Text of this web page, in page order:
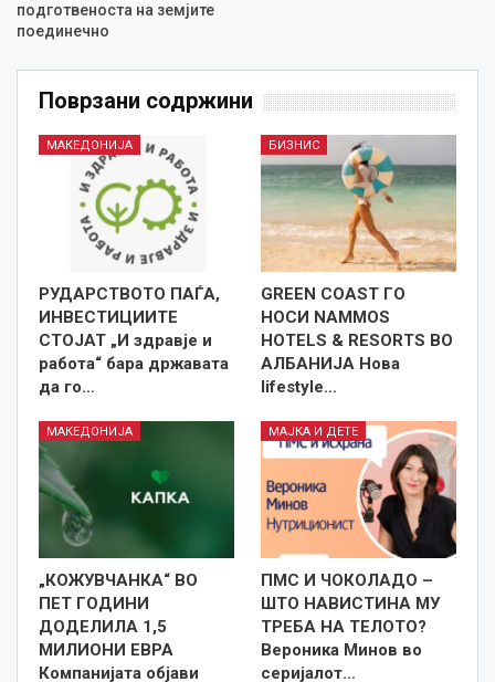
подготвеноста на земјите
поединечно
Поврзани содржини
МАКЕДОНИЈА
РУДАРСТВОТО ПАЃА,
ИНВЕСТИЦИИТЕ
СТОЈАТ „И здравје и
работа“ бара државата
да го…
БИЗНИС
GREEN COAST ГО
НОСИ NAMMOS
HOTELS & RESORTS ВО
АЛБАНИЈА Нова
lifestyle…
МАКЕДОНИЈА
„КОЖУВЧАНКА“ ВО
ПЕТ ГОДИНИ
ДОДЕЛИЛА 1,5
МИЛИОНИ ЕВРА
Компанијата објави
МАЈКА И ДЕТЕ
ПМС И ЧОКОЛАДО –
ШТО НАВИСТИНА МУ
ТРЕБА НА ТЕЛОТО?
Вероника Минов во
серијалот…